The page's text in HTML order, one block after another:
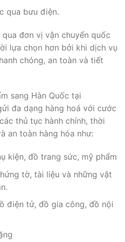
qua bưu điện.
đơn vị vận chuyển quốc
lựa chọn hơn bởi khi dịch vụ
chóng, an toàn và tiết
sang Hàn Quốc tại
đa dạng hàng hoá với cước
thủ tục hành chính, thời
an toàn hàng hóa như:
kiện, đồ trang sức, mỹ phẩm
tờ, tài liệu và những vật
điện tử, đồ gia công, đồ nội